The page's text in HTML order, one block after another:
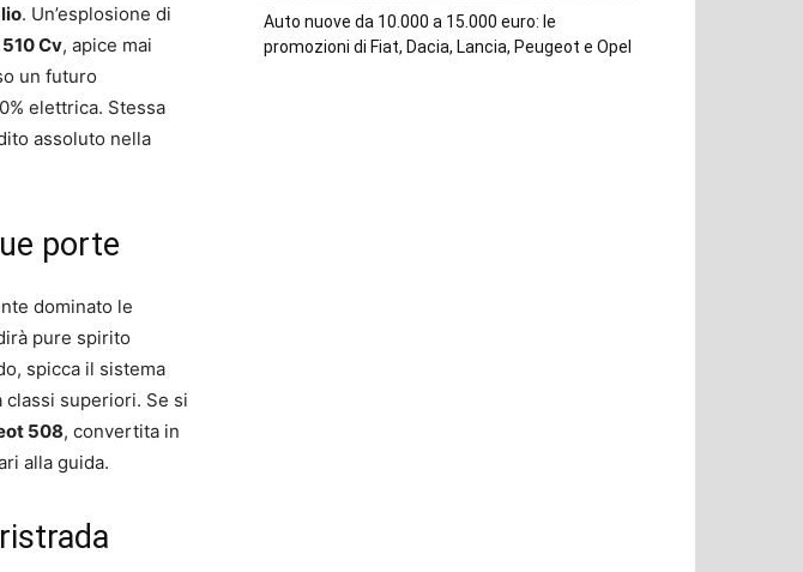
. Un’esplosione di
510 Cv, apice mai
un futuro
elettrica. Stessa
assoluto nella
porte
dominato le
pure spirito
spicca il sistema
classi superiori. Se si
508, convertita in
alla guida.
Auto nuove da 10.000 a 15.000 euro: le
promozioni di Fiat, Dacia, Lancia, Peugeot e Opel